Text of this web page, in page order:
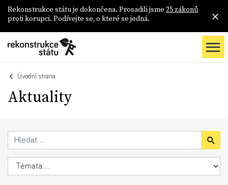
Rekonstrukce státu je dokončena. Prosadili jsme 25 zákonů
proti korupci. Podívejte se, o které se jedná.
Úvodní strana
Aktuality